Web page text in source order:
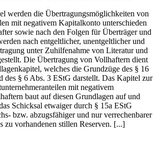
werden die Übertragungsmöglichkeiten von
mit negativem Kapitalkonto unterschieden
sowie nach den Folgen für Überträger und
nach entgeltlicher, unentgeltlicher und
unter Zuhilfenahme von Literatur und
Die Übertragung von Vollhaftern dient
welches die Grundzüge des § 16
des § 6 Abs. 3 EStG darstellt. Das Kapitel zur
mit negativem
baut auf diesen Grundlagen auf und
Schicksal etwaiger durch § 15a EStG
bzw. abzugsfähiger und nur verrechenbarer
zu vorhandenen stillen Reserven. [...]